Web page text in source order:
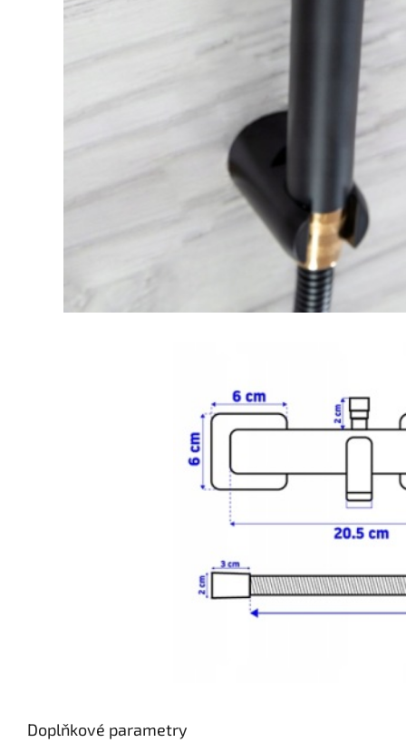
Doplňkové parametry